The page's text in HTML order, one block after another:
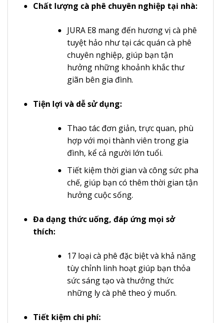
Chất lượng cà phê chuyên nghiệp tại nhà:
JURA E8 mang đến hương vị cà phê
tuyệt hảo như tại các quán cà phê
chuyên nghiệp, giúp bạn tận
hưởng những khoảnh khắc thư
giãn bên gia đình.
Tiện lợi và dễ sử dụng:
Thao tác đơn giản, trực quan, phù
hợp với mọi thành viên trong gia
đình, kể cả người lớn tuổi.
Tiết kiệm thời gian và công sức pha
chế, giúp bạn có thêm thời gian tận
hưởng cuộc sống.
Đa dạng thức uống, đáp ứng mọi sở
thích:
17 loại cà phê đặc biệt và khả năng
tùy chỉnh linh hoạt giúp bạn thỏa
sức sáng tạo và thưởng thức
những ly cà phê theo ý muốn.
Tiết kiệm chi phí: